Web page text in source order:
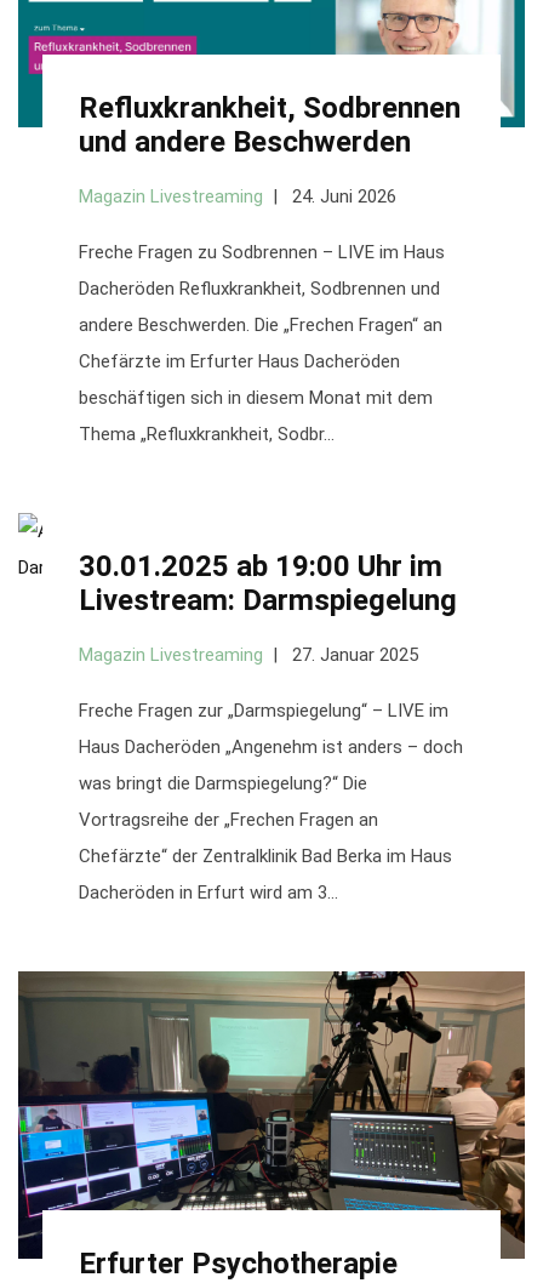
Refluxkrankheit, Sodbrennen
und andere Beschwerden
Magazin Livestreaming 24. Juni 2026
Freche Fragen zu Sodbrennen – LIVE im Haus
Dacheröden Refluxkrankheit, Sodbrennen und
andere Beschwerden. Die „Frechen Fragen“ an
Chefärzte im Erfurter Haus Dacheröden
beschäftigen sich in diesem Monat mit dem
Thema „Refluxkrankheit, Sodbr...
30.01.2025 ab 19:00 Uhr im
Livestream: Darmspiegelung
Magazin Livestreaming 27. Januar 2025
Freche Fragen zur „Darmspiegelung“ – LIVE im
Haus Dacheröden „Angenehm ist anders – doch
was bringt die Darmspiegelung?“ Die
Vortragsreihe der „Frechen Fragen an
Chefärzte“ der Zentralklinik Bad Berka im Haus
Dacheröden in Erfurt wird am 3...
Erfurter Psychotherapie